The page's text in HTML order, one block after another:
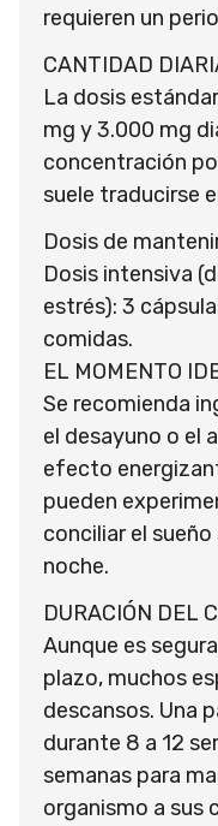
requieren un
CANTIDAD
La dosis
mg y 3.000 mg
concentración
suele traducirse
Dosis de
Dosis intensiva
estrés): 3
comidas.
EL MOMENTO
Se recomienda
el desayuno o el
efecto
pueden
conciliar el
noche.
DURACIÓN DEL
Aunque es
plazo, muchos
descansos. Una
durante 8 a 12
semanas para
organismo a sus